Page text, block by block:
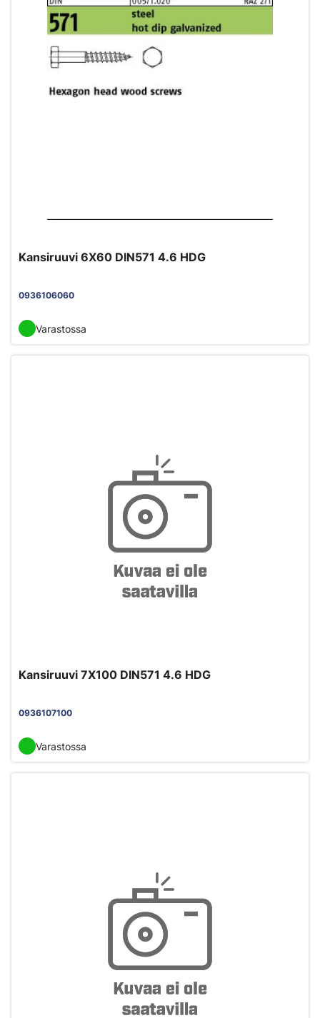
Kansiruuvi 6X60 DIN571 4.6 HDG
0936106060
Varastossa
Kansiruuvi 7X100 DIN571 4.6 HDG
0936107100
Varastossa